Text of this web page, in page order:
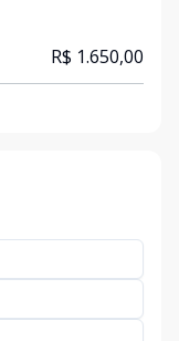
R$ 1.650,00